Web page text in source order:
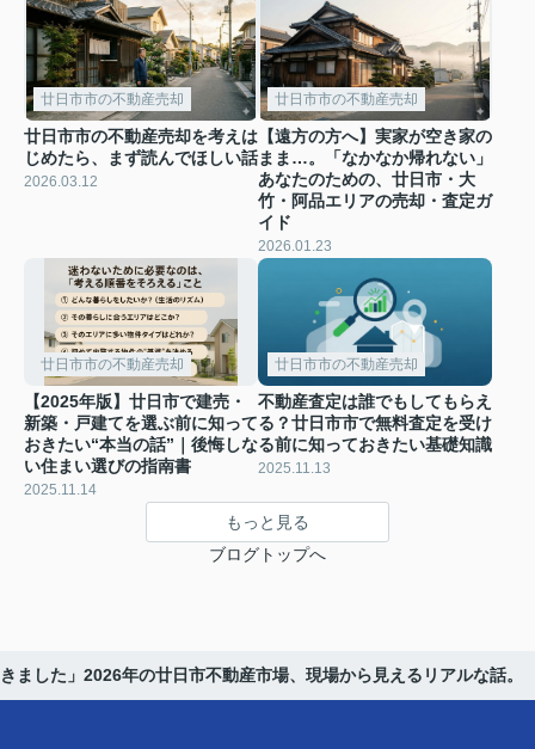
廿日市市の不動産売却
廿日市市の不動産売却を考えは
じめたら、まず読んでほしい話
2026.03.12
廿日市市の不動産売却
【遠方の方へ】実家が空き家の
まま…。「なかなか帰れない」
あなたのための、廿日市・大
竹・阿品エリアの売却・査定ガ
イド
2026.01.23
廿日市市の不動産売却
【2025年版】廿日市で建売・
新築・戸建てを選ぶ前に知って
おきたい“本当の話”｜後悔しな
い住まい選びの指南書
2025.11.14
廿日市市の不動産売却
不動産査定は誰でもしてもらえ
る？廿日市市で無料査定を受け
る前に知っておきたい基礎知識
2025.11.13
もっと見る
ブログトップへ
ました」2026年の廿日市不動産市場、現場から見えるリアルな話。